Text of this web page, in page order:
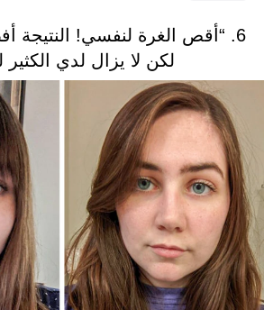
6. “أقص الغرة لنفسي! النتيجة
لكن لا يزال لدي الكثير